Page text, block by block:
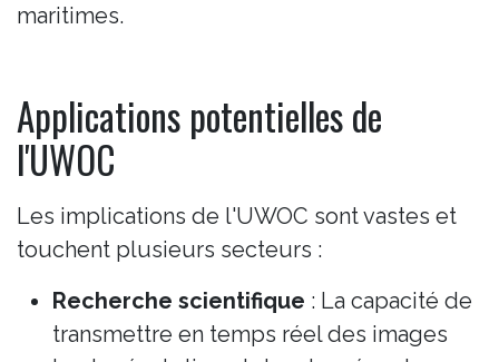
maritimes.
Applications potentielles de
l'UWOC
Les implications de l'UWOC sont vastes et
touchent plusieurs secteurs :
Recherche scientifique : La capacité de
transmettre en temps réel des images